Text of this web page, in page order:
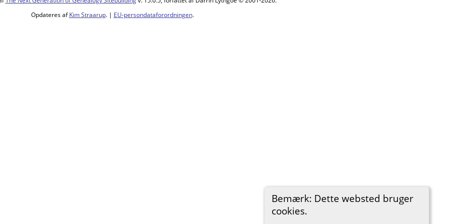
Bemærk: Dette websted bruger
cookies.
Opdateres afKim Straarup. | EU-persondataforordningen.